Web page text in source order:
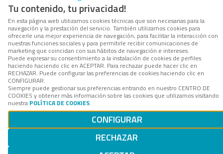
Tu contenido, tu privacidad!
En esta página web utilizamos cookies técnicas que son necesarias para la
navegación y la prestación del servicio. También utilizamos cookies para
ofrecerle una mejor experiencia de navegación, para facilitar la interacción con
nuestras funciones sociales y para permitirle recibir comunicaciones de
marketing que coincidan con sus hábitos de navegación e intereses.
Puede expresar su consentimiento a la instalación de cookies de perfiles
haciendo haciendo clic en ACEPTAR. Para rechazar puede hacer clic en
RECHAZAR. Puede configurar las preferencias de cookies haciendo clic en
CONFIGURAR.
Siempre puede gestionar sus preferencias entrando en nuestro CENTRO DE
COOKIES y obtener más información sobre las cookies que utilizamos visitando
nuestra POLÍTICA DE COOKIES.
CONFIGURAR
RECHAZAR